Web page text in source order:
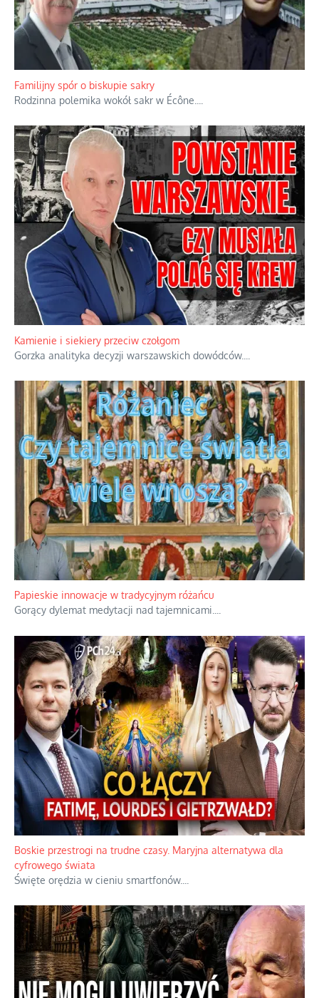
Familijny spór o biskupie sakry
Rodzinna polemika wokół sakr w Écône.
Kamienie i siekiery przeciw czołgom
Gorzka analityka decyzji warszawskich dowódców.
Papieskie innowacje w tradycyjnym różańcu
Gorący dylemat medytacji nad tajemnicami.
Boskie przestrogi na trudne czasy. Maryjna alternatywa dla
cyfrowego świata
Święte orędzia w cieniu smartfonów.